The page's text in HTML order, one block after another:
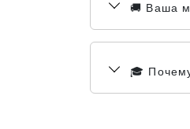
🚚 Ваша
🎓